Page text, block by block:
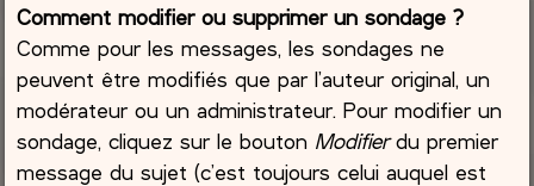
Comment modifier ou supprimer un sondage ?
Comme pour les messages, les sondages ne
peuvent être modifiés que par l’auteur original, un
modérateur ou un administrateur. Pour modifier un
sondage, cliquez sur le bouton Modifierdu premier
message du sujet (c’est toujours celui auquel est